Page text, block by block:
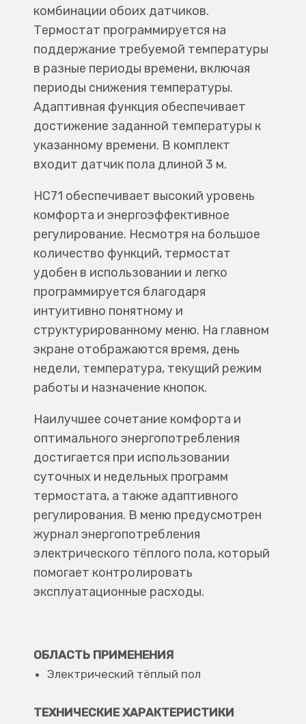
комбинации обоих датчиков.
Термостат программируется на
поддержание требуемой температуры
в разные периоды времени, включая
периоды снижения температуры.
Адаптивная функция обеспечивает
достижение заданной температуры к
указанному времени. В комплект
входит датчик пола длиной 3 м.
HC71 обеспечивает высокий уровень
комфорта и энергоэффективное
регулирование. Несмотря на большое
количество функций, термостат
удобен в использовании и легко
программируется благодаря
интуитивно понятному и
структурированному меню. На главном
экране отображаются время, день
недели, температура, текущий режим
работы и назначение кнопок.
Наилучшее сочетание комфорта и
оптимального энергопотребления
достигается при использовании
суточных и недельных программ
термостата, а также адаптивного
регулирования. В меню предусмотрен
журнал энергопотребления
электрического тёплого пола, который
помогает контролировать
эксплуатационные расходы.
ОБЛАСТЬ ПРИМЕНЕНИЯ
Электрический тёплый пол
ТЕХНИЧЕСКИЕ ХАРАКТЕРИСТИКИ